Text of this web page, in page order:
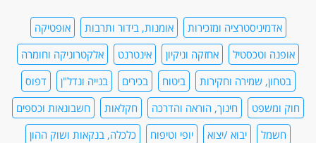
אדמיניסטרציה ומזכירות אומנות, בידור ותרבות
אופטיקה
אופנה וטכסטיל
אחזקה וניקיון אינטרנט
אלקטרוניקה וחומרה
בטחון, שמירה וחקירות
ביטוח בכירים בנייה ונדל"ן
דפוס
חוק ומשפט
חינוך, הוראה והדרכה חקלאות
חשבונאות וכספים
חשמל
יבוא /יצוא יופי וטיפוח
כלכלה, בנקאות ושוק ההון